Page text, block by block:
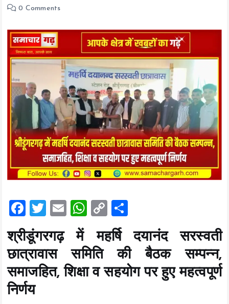
0 Comments
F
a
ce
b
o
o
T
tt
er
E
m
ai
l
W
at
s
A
C
o
p
Li
a
re
श्रीडूंगरगढ़ में महर्षि दयानंद सरस्वती
छात्रावास समिति की बैठक सम्पन्न,
समाजहित, शिक्षा व सहयोग पर हुए महत्वपूर्ण
निर्णय